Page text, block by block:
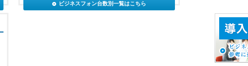
ビジネスフォン台数別一覧はこちら